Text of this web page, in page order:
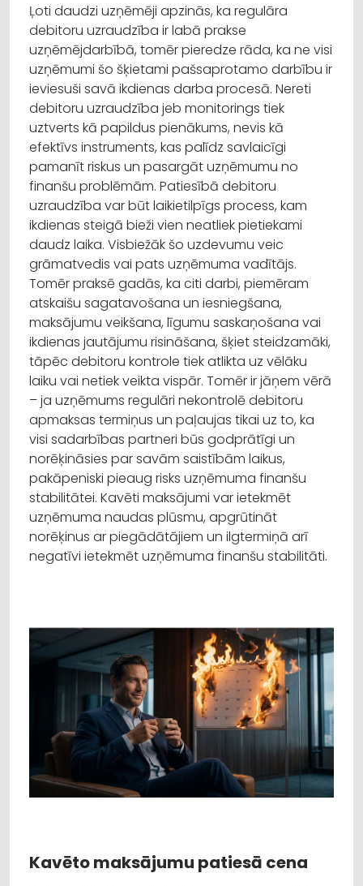
Ļoti daudzi uzņēmēji apzinās, ka regulāra
debitoru uzraudzība ir labā prakse
uzņēmējdarbībā, tomēr pieredze rāda, ka ne visi
uzņēmumi šo šķietami pašsaprotamo darbību ir
ieviesuši savā ikdienas darba procesā. Nereti
debitoru uzraudzība jeb monitorings tiek
uztverts kā papildus pienākums, nevis kā
efektīvs instruments, kas palīdz savlaicīgi
pamanīt riskus un pasargāt uzņēmumu no
finanšu problēmām. Patiesībā debitoru
uzraudzība var būt laikietilpīgs process, kam
ikdienas steigā bieži vien neatliek pietiekami
daudz laika. Visbiežāk šo uzdevumu veic
grāmatvedis vai pats uzņēmuma vadītājs.
Tomēr praksē gadās, ka citi darbi, piemēram
atskaišu sagatavošana un iesniegšana,
maksājumu veikšana, līgumu saskaņošana vai
ikdienas jautājumu risināšana, šķiet steidzamāki,
tāpēc debitoru kontrole tiek atlikta uz vēlāku
laiku vai netiek veikta vispār. Tomēr ir jāņem vērā
– ja uzņēmums regulāri nekontrolē debitoru
apmaksas termiņus un paļaujas tikai uz to, ka
visi sadarbības partneri būs godprātīgi un
norēķināsies par savām saistībām laikus,
pakāpeniski pieaug risks uzņēmuma finanšu
stabilitātei. Kavēti maksājumi var ietekmēt
uzņēmuma naudas plūsmu, apgrūtināt
norēķinus ar piegādātājiem un ilgtermiņā arī
negatīvi ietekmēt uzņēmuma finanšu stabilitāti.
Kavēto maksājumu patiesā cena